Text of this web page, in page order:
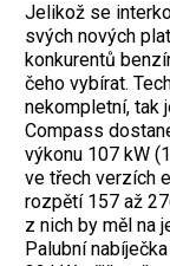
Jelikož se
svých nových
konkurentů
čeho vybírat.
nekompletní, tak
Compass
výkonu 107 kW
ve třech verzích
rozpětí 157 až
z nich by měl na
Palubní